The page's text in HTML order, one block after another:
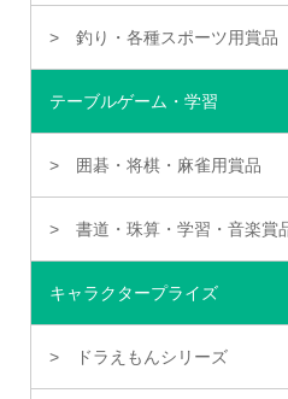
釣り・各種スポーツ用賞品
テーブルゲーム・学習
囲碁・将棋・麻雀用賞品
書道・珠算・学習・音楽賞
キャラクタープライズ
ドラえもんシリーズ